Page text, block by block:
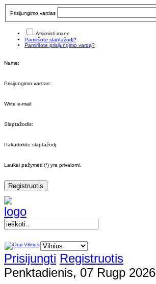
Prisijungimo vardas
Atsiminti mane
Pamiršote slaptažodį?
Pamiršote prisijungimo vardą?
Name:
Prisijungimo vardas:
Write e-mail:
Slaptažodis:
Pakartokite slaptažodį:
Laukai pažymėti (*) yra privalomi.
Registruotis
Prisijungti Registruotis
Penktadienis, 07 Rugp 2026